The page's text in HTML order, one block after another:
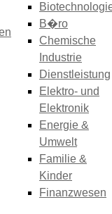
B�ro
Chemische
Industrie
Dienstleistung
Elektro- und
Elektronik
Energie &
Umwelt
Familie &
Kinder
Finanzwesen